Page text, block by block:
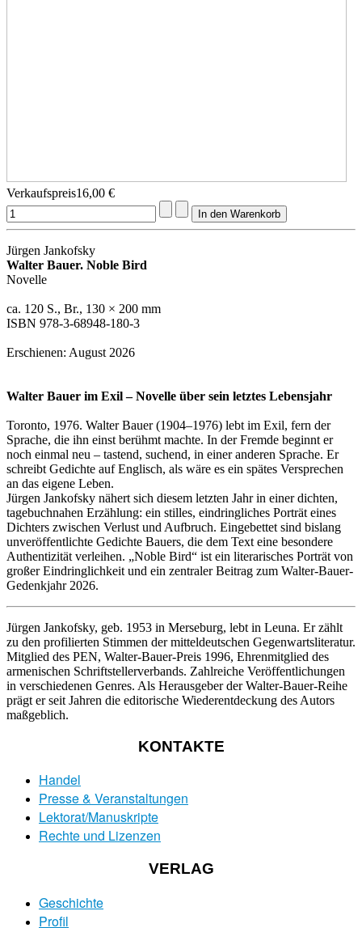
Verkaufspreis16,00 €
Jürgen Jankofsky
Walter Bauer. Noble Bird
Novelle
ca. 120 S., Br., 130 × 200 mm
ISBN 978-3-68948-180-3
Erschienen: August 2026
Walter Bauer im Exil – Novelle über sein letztes Lebensjahr
Toronto, 1976. Walter Bauer (1904–1976) lebt im Exil, fern der
Sprache, die ihn einst berühmt machte. In der Fremde beginnt er
noch einmal neu – tastend, suchend, in einer anderen Sprache. Er
schreibt Gedichte auf Englisch, als wäre es ein spätes Versprechen
an das eigene Leben.
Jürgen Jankofsky nähert sich diesem letzten Jahr in einer dichten,
tagebuchnahen Erzählung: ein stilles, eindringliches Porträt eines
Dichters zwischen Verlust und Aufbruch. Eingebettet sind bislang
unveröffentlichte Gedichte Bauers, die dem Text eine besondere
Authentizität verleihen. „Noble Bird“ ist ein literarisches Porträt von
großer Eindringlichkeit und ein zentraler Beitrag zum Walter-Bauer-
Gedenkjahr 2026.
Jürgen Jankofsky, geb. 1953 in Merseburg, lebt in Leuna. Er zählt
zu den profilierten Stimmen der mitteldeutschen Gegenwartsliteratur.
Mitglied des PEN, Walter-Bauer-Preis 1996, Ehrenmitglied des
armenischen Schriftstellerverbands. Zahlreiche Veröffentlichungen
in verschiedenen Genres. Als Herausgeber der Walter-Bauer-Reihe
prägt er seit Jahren die editorische Wiederentdeckung des Autors
maßgeblich.
KONTAKTE
Handel
Presse & Veranstaltungen
Lektorat/Manuskripte
Rechte und Lizenzen
VERLAG
Geschichte
Profil